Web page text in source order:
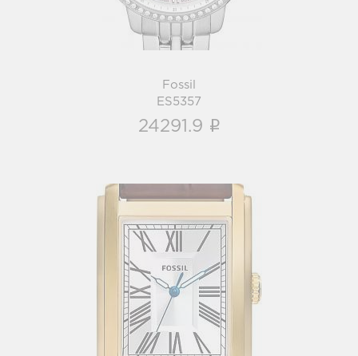
Fossil
ES5357
24291.9 i
Fossil
FS6011
i